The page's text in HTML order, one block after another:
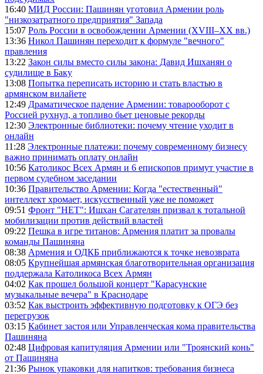
16:40 МИД России: Пашинян уготовил Армении роль
"низкозатратного предприятия" Запада
15:07 Роль России в освобождении Армении (XVIII–XX вв.)
13:36 Никол Пашинян переходит к формуле "вечного"
правления
13:22 Закон силы вместо силы закона: Давид Ишханян о
судилище в Баку
13:08 Попытка переписать историю и стать властью в
армянском вилайете
12:49 Драматическое падение Армении: товарооборот с
Россией рухнул, а топливо бьет ценовые рекорды
12:30 Электронные библиотеки: почему чтение уходит в
онлайн
11:28 Электронные платежи: почему современному бизнесу
важно принимать оплату онлайн
10:56 Католикос Всех Армян и 6 епископов примут участие в
первом судебном заседании
10:36 Правительство Армении: Когда "естественный"
интеллект хромает, искусственный уже не поможет
09:51 Фронт "НЕТ": Ишхан Сагателян призвал к тотальной
мобилизации против действий властей
09:22 Пешка в игре титанов: Армения платит за провалы
команды Пашиняна
08:38 Армения и ОДКБ приближаются к точке невозврата
08:05 Крупнейшая армянская благотворительная организация
поддержала Католикоса Всех Армян
04:02 Как прошел большой концерт "Карасунские
музыкальные вечера" в Краснодаре
03:52 Как выстроить эффективную подготовку к ОГЭ без
перегрузок
03:15 Кабинет застоя или Управленческая кома правительства
Пашиняна
02:48 Цифровая капитуляция Армении или "Троянский конь"
от Пашиняна
21:36 Рынок упаковки для напитков: требования бизнеса